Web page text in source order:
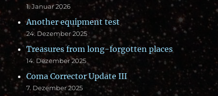
1. Januar 2026
Another equipment test
24. Dezember 2025
Treasures from long-forgotten places
14. Dezember 2025
Coma Corrector Update III
7. Dezember 2025